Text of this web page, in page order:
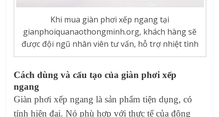
Khi mua giàn phơi xếp ngang tại
gianphoiquanaothongminh.org, khách hàng sẽ
được đội ngũ nhân viên tư vấn, hỗ trợ nhiệt tình
Cách dùng và cấu tạo của giàn phơi xếp
ngang
Giàn phơi xếp ngang là sản phẩm tiện dụng, có
tính hiện đại. Nó phù hợp với thực tế của đông